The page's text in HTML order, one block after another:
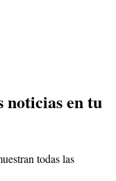
en tu
todas las